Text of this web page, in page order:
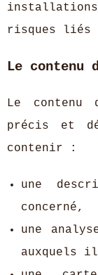
risques liés
Le contenu
Le contenu
précis et
contenir :
une
concerné,
une
auxquels